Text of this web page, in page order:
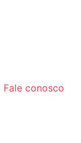
Fale conosco